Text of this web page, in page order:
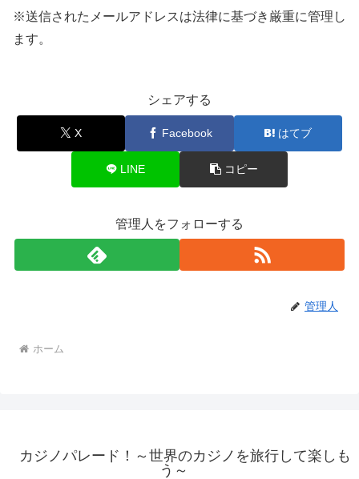
※送信されたメールアドレスは法律に基づき厳重に管理し
ます。
シェアする
X Facebook はてブ
LINE コピー
管理人をフォローする
管理人
ホーム
カジノパレード！～世界のカジノを旅行して楽しも
う～